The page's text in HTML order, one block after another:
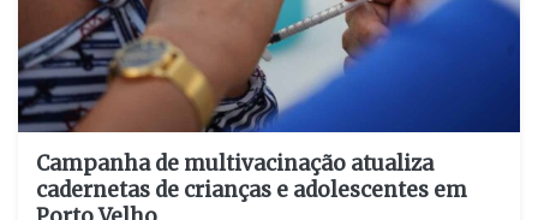
Campanha de multivacinação atualiza
cadernetas de crianças e adolescentes em